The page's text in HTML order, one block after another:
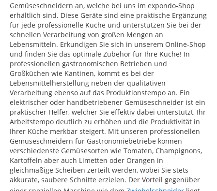
Gemüseschneidern an, welche bei uns im expondo-Shop
erhältlich sind. Diese Geräte sind eine praktische Ergänzung
für jede professionelle Küche und unterstützen Sie bei der
schnellen Verarbeitung von großen Mengen an
Lebensmitteln. Erkundigen Sie sich in unserem Online-Shop
und finden Sie das optimale Zubehör für Ihre Küche! In
professionellen gastronomischen Betrieben und
Großküchen wie Kantinen, kommt es bei der
Lebensmittelherstellung neben der qualitativen
Verarbeitung ebenso auf das Produktionstempo an. Ein
elektrischer oder handbetriebener Gemüseschneider ist ein
praktischer Helfer, welcher Sie effektiv dabei unterstützt, Ihr
Arbeitstempo deutlich zu erhöhen und die Produktivität in
Ihrer Küche merkbar steigert. Mit unseren professionellen
Gemüseschneidern für Gastronomiebetriebe können
verschiedenste Gemüsesorten wie Tomaten, Champignons,
Kartoffeln aber auch Limetten oder Orangen in
gleichmäßige Scheiben zerteilt werden, wobei Sie stets
akkurate, saubere Schnitte erzielen. Der Vorteil gegenüber